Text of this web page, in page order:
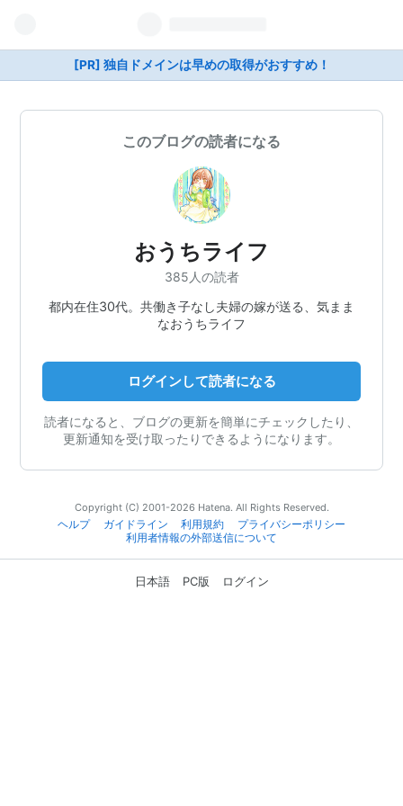
[PR] 独自ドメインは早めの取得がおすすめ！
このブログの読者になる
おうちライフ
385人の読者
都内在住30代。共働き子なし夫婦の嫁が送る、気まま
なおうちライフ
ログインして読者になる
読者になると、ブログの更新を簡単にチェックしたり、
更新通知を受け取ったりできるようになります。
Copyright (C) 2001-2026 Hatena. All Rights Reserved.
ヘルプ
ガイドライン 利用規約
プライバシーポリシー
利用者情報の外部送信について
日本語 PC版 ログイン